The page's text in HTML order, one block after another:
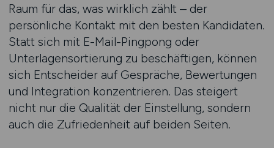
Raum für das, was wirklich zählt – der
persönliche Kontakt mit den besten Kandidaten.
Statt sich mit E-Mail-Pingpong oder
Unterlagensortierung zu beschäftigen, können
sich Entscheider auf Gespräche, Bewertungen
und Integration konzentrieren. Das steigert
nicht nur die Qualität der Einstellung, sondern
auch die Zufriedenheit auf beiden Seiten.